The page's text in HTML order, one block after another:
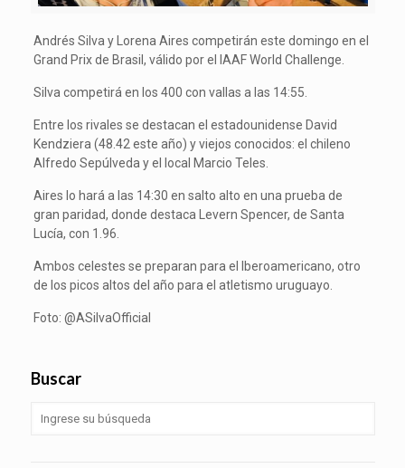
Andrés Silva y Lorena Aires competirán este domingo en el
Grand Prix de Brasil, válido por el IAAF World Challenge.
Silva competirá en los 400 con vallas a las 14:55.
Entre los rivales se destacan el estadounidense David
Kendziera (48.42 este año) y viejos conocidos: el chileno
Alfredo Sepúlveda y el local Marcio Teles.
Aires lo hará a las 14:30 en salto alto en una prueba de
gran paridad, donde destaca Levern Spencer, de Santa
Lucía, con 1.96.
Ambos celestes se preparan para el Iberoamericano, otro
de los picos altos del año para el atletismo uruguayo.
Foto: @ASilvaOfficial
Buscar